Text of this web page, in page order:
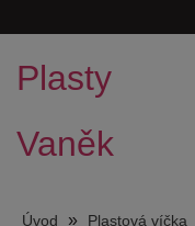
Plasty
Vaněk
Úvod » Plastová víčka